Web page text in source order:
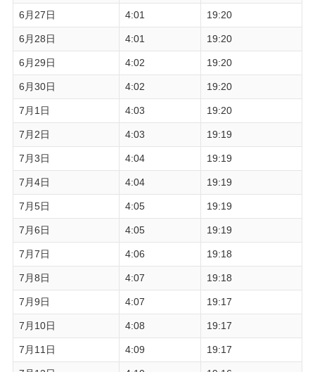
6月27日 4:01 19:20
6月28日 4:01 19:20
6月29日 4:02 19:20
6月30日 4:02 19:20
7月1日 4:03 19:20
7月2日 4:03 19:19
7月3日 4:04 19:19
7月4日 4:04 19:19
7月5日 4:05 19:19
7月6日 4:05 19:19
7月7日 4:06 19:18
7月8日 4:07 19:18
7月9日 4:07 19:17
7月10日 4:08 19:17
7月11日 4:09 19:17